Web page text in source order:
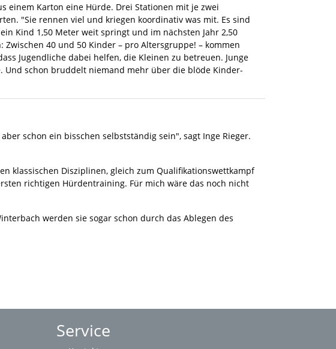
einem Karton eine Hürde. Drei Stationen mit je zwei
"Sie rennen viel und kriegen koordinativ was mit. Es sind
Kind 1,50 Meter weit springt und im nächsten Jahr 2,50
40 und 50 Kinder – pro Altersgruppe! – kommen
Jugendliche dabei helfen, die Kleinen zu betreuen. Junge
Und schon bruddelt niemand mehr über die blöde Kinder-
schon ein bisschen selbstständig sein", sagt Inge Rieger.
klassischen Disziplinen, gleich zum Qualifikationswettkampf
richtigen Hürdentraining. Für mich wäre das noch nicht
werden sie sogar schon durch das Ablegen des
Service